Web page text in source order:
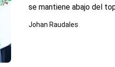
se mantiene abajo del
Johan Raudales